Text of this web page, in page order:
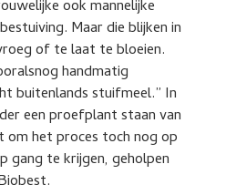
ook mannelijke
Maar die blijken in
of te laat te bloeien.
handmatig
buitenlands stuifmeel.” In
een proefplant staan van
om het proces toch nog op
gang te krijgen, geholpen